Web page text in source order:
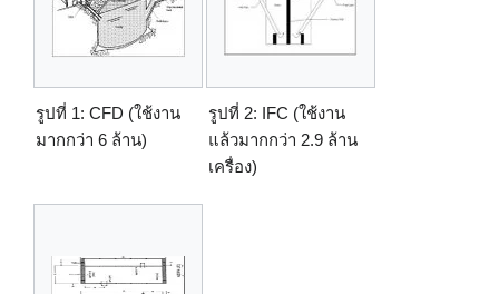
รูปที่ 1: CFD (ใช้งาน
มากกว่า 6 ล้าน)
รูปที่ 2: IFC (ใช้งาน
แล้วมากกว่า 2.9 ล้าน
เครื่อง)